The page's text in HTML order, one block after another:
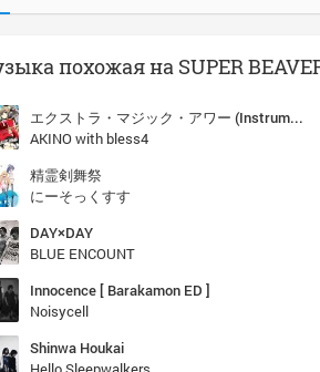
エクストラ・マジック・アワー (Instrumental)
AKINO with bless4
精霊剣舞祭
にーそっくすす
DAY×DAY
BLUE ENCOUNT
Innocence [ Barakamon ED ]
Noisycell
Shinwa Houkai